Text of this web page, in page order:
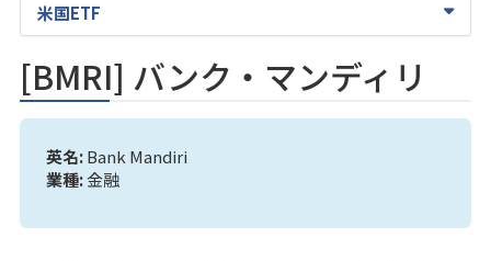
米国ETF
[BMRI] バンク・マンディリ
英名:Bank Mandiri
業種:金融